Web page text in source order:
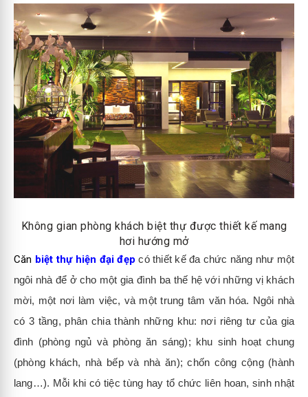
Không gian phòng khách biệt thự được thiết kế mang
hơi hướng mở
Căn biệt thự hiện đại đẹp có thiết kế đa chức năng như một
ngôi nhà để ở cho một gia đình ba thế hệ với những vị khách
mời, một nơi làm việc, và một trung tâm văn hóa. Ngôi nhà
có 3 tầng, phân chia thành những khu: nơi riêng tư của gia
đình (phòng ngủ và phòng ăn sáng); khu sinh hoạt chung
(phòng khách, nhà bếp và nhà ăn); chốn công cộng (hành
lang…). Mỗi khi có tiệc tùng hay tổ chức liên hoan, sinh nhật